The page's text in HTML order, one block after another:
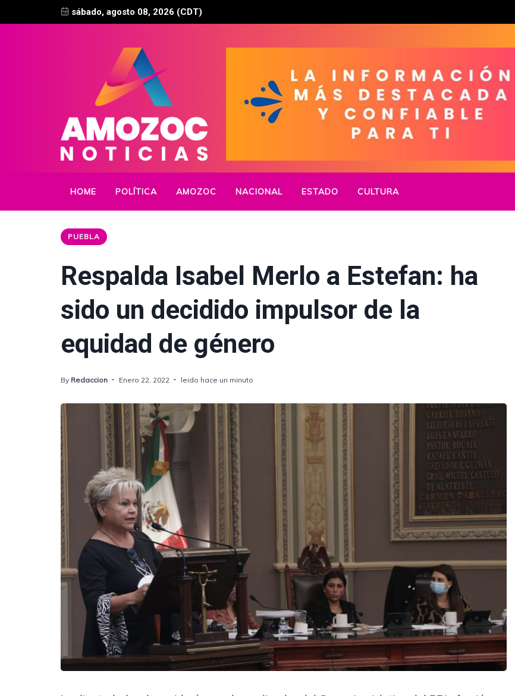
sábado, agosto 08, 2026 (CDT)
HOME POLÍTICA AMOZOC NACIONAL ESTADO CULTURA
PUEBLA
Respalda Isabel Merlo a Estefan: ha
sido un decidido impulsor de la
equidad de género
By Redaccion Enero 22, 2022 leido hace un minuto